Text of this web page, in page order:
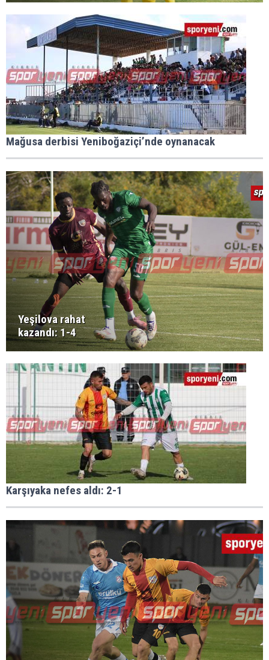
Mağusa derbisi Yeniboğaziçi’nde oynanacak
Yeşilova rahat
kazandı: 1-4
Karşıyaka nefes aldı: 2-1